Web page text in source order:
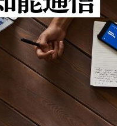
視でき、
素化でき
FOVオプシ
ード、長
使用するこ